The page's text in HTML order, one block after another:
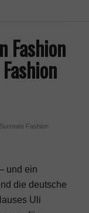
Fashion
Fashion
und ein
die deutsche
Uli